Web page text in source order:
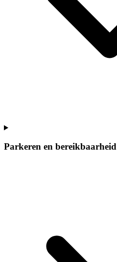
Parkeren en bereikbaarheid